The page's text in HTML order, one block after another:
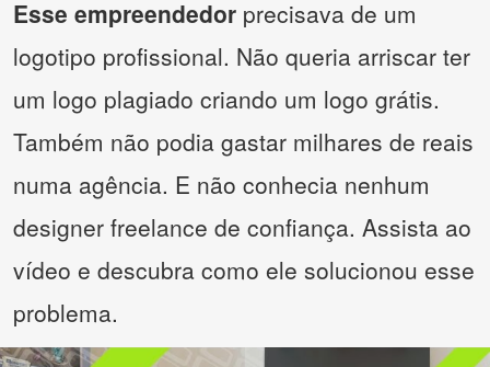
Esse empreendedor precisava de um
logotipo profissional. Não queria arriscar ter
um logo plagiado criando um logo grátis.
Também não podia gastar milhares de reais
numa agência. E não conhecia nenhum
designer freelance de confiança. Assista ao
vídeo e descubra como ele solucionou esse
problema.